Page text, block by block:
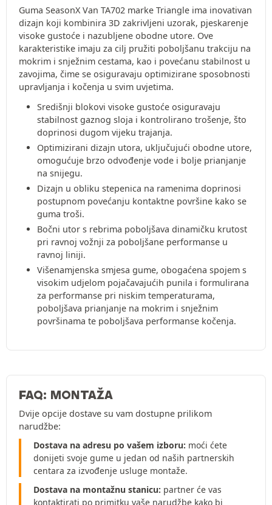
Guma SeasonX Van TA702 marke Triangle ima inovativan
dizajn koji kombinira 3D zakrivljeni uzorak, pjeskarenje
visoke gustoće i nazubljene obodne utore. Ove
karakteristike imaju za cilj pružiti poboljšanu trakciju na
mokrim i snježnim cestama, kao i povećanu stabilnost u
zavojima, čime se osiguravaju optimizirane sposobnosti
upravljanja i kočenja u svim uvjetima.
Središnji blokovi visoke gustoće osiguravaju
stabilnost gaznog sloja i kontrolirano trošenje, što
doprinosi dugom vijeku trajanja.
Optimizirani dizajn utora, uključujući obodne utore,
omogućuje brzo odvođenje vode i bolje prianjanje
na snijegu.
Dizajn u obliku stepenica na ramenima doprinosi
postupnom povećanju kontaktne površine kako se
guma troši.
Bočni utor s rebrima poboljšava dinamičku krutost
pri ravnoj vožnji za poboljšane performanse u
ravnoj liniji.
Višenamjenska smjesa gume, obogaćena spojem s
visokim udjelom pojačavajućih punila i formulirana
za performanse pri niskim temperaturama,
poboljšava prianjanje na mokrim i snježnim
površinama te poboljšava performanse kočenja.
FAQ: MONTAŽA
Dvije opcije dostave su vam dostupne prilikom
narudžbe:
Dostava na adresu po vašem izboru: moći ćete
donijeti svoje gume u jedan od naših partnerskih
centara za izvođenje usluge montaže.
Dostava na montažnu stanicu: partner će vas
kontaktirati po primitku vaše narudžbe kako bi